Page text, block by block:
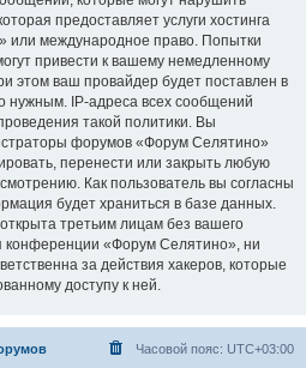
предоставляет услуги хостинга
международное право. Попытки
привести к вашему немедленному
этом ваш провайдер будет поставлен в
нужным. IP-адреса всех сообщений
такой политики. Вы
форумов «Форум Селятино»
перенести или закрыть любую
Как пользователь вы согласны
будет храниться в базе данных.
третьим лицам без вашего
«Форум Селятино», ни
за действия хакеров, которые
доступу к ней.
Часовой пояс: UTC+03:00